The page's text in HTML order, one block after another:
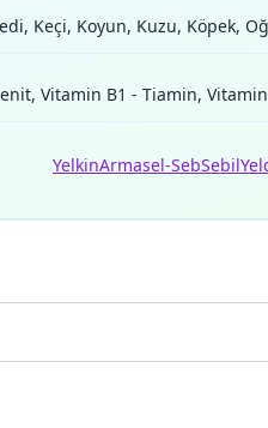
Keçi, Koyun, Kuzu, Köpek,
Vitamin B1 - Tiamin,
YelkinArmasel-SebSebil